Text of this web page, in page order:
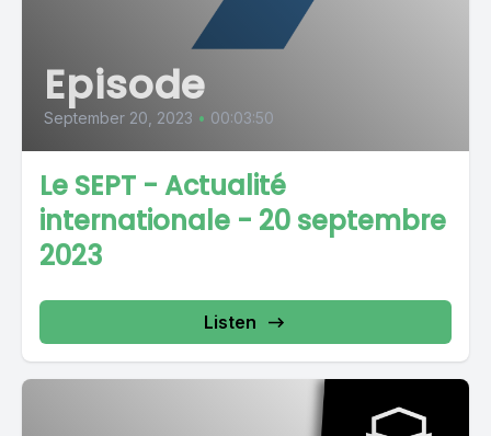
Episode
September 20, 2023 • 00:03:50
Le SEPT - Actualité
internationale - 20 septembre
2023
Listen